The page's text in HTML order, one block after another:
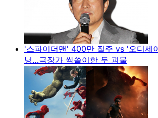
'스파이더맨' 400만 질주 vs '오디세
닝…극장가 싹쓸이한 두 괴물